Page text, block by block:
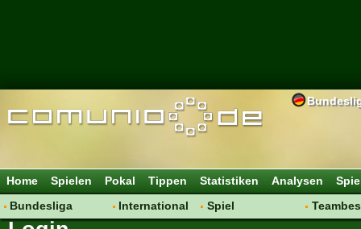
Home Spielen Pokal Tippen Statistiken Analysen
Bundesliga
International
Spiel